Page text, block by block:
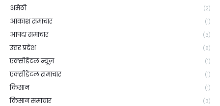
अमेठी (2)
आकाश समाचार (1)
आपदा समाचार (3)
उत्तर प्रदेश (6)
एक्सीडेंटल न्यूज़ (1)
एक्सीडेंटल समाचार (1)
किसान (1)
किसान समाचार (3)